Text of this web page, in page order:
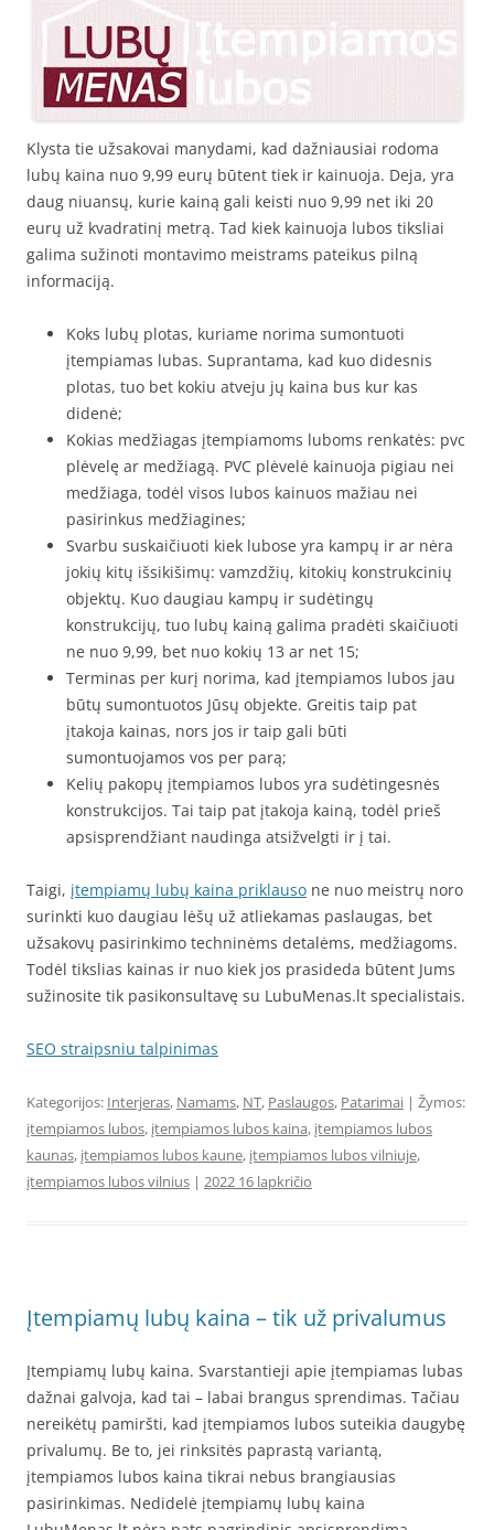
Klysta tie užsakovai manydami, kad dažniausiai rodoma
lubų kaina nuo 9,99 eurų būtent tiek ir kainuoja. Deja, yra
daug niuansų, kurie kainą gali keisti nuo 9,99 net iki 20
eurų už kvadratinį metrą. Tad kiek kainuoja lubos tiksliai
galima sužinoti montavimo meistrams pateikus pilną
informaciją.
Koks lubų plotas, kuriame norima sumontuoti
įtempiamas lubas. Suprantama, kad kuo didesnis
plotas, tuo bet kokiu atveju jų kaina bus kur kas
didenė;
Kokias medžiagas įtempiamoms luboms renkatės: pvc
plėvelę ar medžiagą. PVC plėvelė kainuoja pigiau nei
medžiaga, todėl visos lubos kainuos mažiau nei
pasirinkus medžiagines;
Svarbu suskaičiuoti kiek lubose yra kampų ir ar nėra
jokių kitų išsikišimų: vamzdžių, kitokių konstrukcinių
objektų. Kuo daugiau kampų ir sudėtingų
konstrukcijų, tuo lubų kainą galima pradėti skaičiuoti
ne nuo 9,99, bet nuo kokių 13 ar net 15;
Terminas per kurį norima, kad įtempiamos lubos jau
būtų sumontuotos Jūsų objekte. Greitis taip pat
įtakoja kainas, nors jos ir taip gali būti
sumontuojamos vos per parą;
Kelių pakopų įtempiamos lubos yra sudėtingesnės
konstrukcijos. Tai taip pat įtakoja kainą, todėl prieš
apsisprendžiant naudinga atsižvelgti ir į tai.
Taigi, įtempiamų lubų kaina priklauso ne nuo meistrų noro
surinkti kuo daugiau lėšų už atliekamas paslaugas, bet
užsakovų pasirinkimo techninėms detalėms, medžiagoms.
Todėl tikslias kainas ir nuo kiek jos prasideda būtent Jums
sužinosite tik pasikonsultavę su LubuMenas.lt specialistais.
SEO straipsniu talpinimas
Kategorijos: Interjeras, Namams, NT, Paslaugos, Patarimai | Žymos:
įtempiamos lubos, įtempiamos lubos kaina, įtempiamos lubos
kaunas, įtempiamos lubos kaune, įtempiamos lubos vilniuje,
įtempiamos lubos vilnius | 2022 16 lapkričio
Įtempiamų lubų kaina – tik už privalumus
Įtempiamų lubų kaina. Svarstantieji apie įtempiamas lubas
dažnai galvoja, kad tai – labai brangus sprendimas. Tačiau
nereikėtų pamiršti, kad įtempiamos lubos suteikia daugybę
privalumų. Be to, jei rinksitės paprastą variantą,
įtempiamos lubos kaina tikrai nebus brangiausias
pasirinkimas. Nedidelė įtempiamų lubų kaina